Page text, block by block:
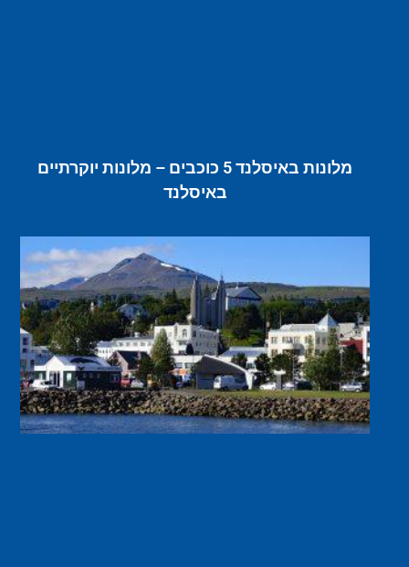
מלונות באיסלנד 5 כוכבים – מלונות יוקרתיים
באיסלנד